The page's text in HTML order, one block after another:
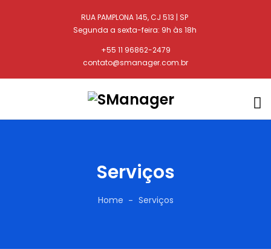
RUA PAMPLONA 145, CJ 513 | SP
Segunda a sexta-feira: 9h às 18h
+55 11 96862-2479
contato@smanager.com.br
Serviços
Home Serviços